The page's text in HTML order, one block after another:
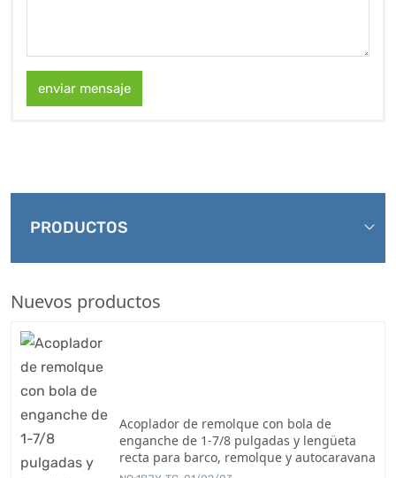
enviar mensaje
PRODUCTOS
Nuevos productos
Acoplador de remolque con bola de
enganche de 1-7/8 pulgadas y lengüeta
recta para barco, remolque y autocaravana